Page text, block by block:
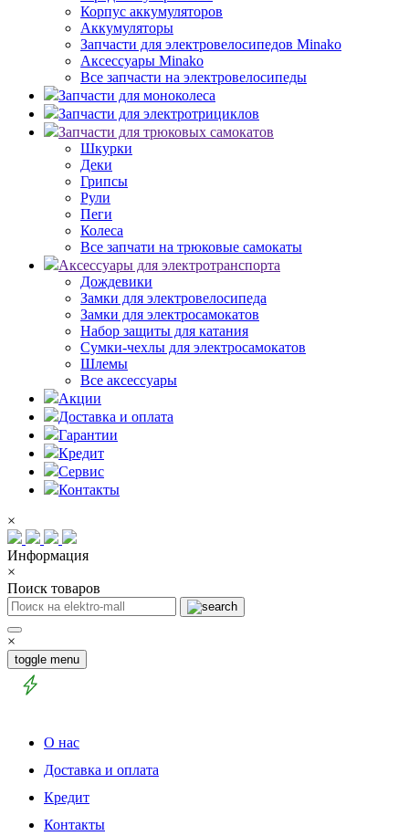
Корпус аккумуляторов
Аккумуляторы
Запчасти для электровелосипедов Minako
Аксессуары Minako
Все запчасти на электровелосипеды
Запчасти для моноколеса
Запчасти для электротрициклов
Запчасти для трюковых самокатов
Шкурки
Деки
Грипсы
Рули
Пеги
Колеса
Все запчати на трюковые самокаты
Аксессуары для электротранспорта
Дождевики
Замки для электровелосипеда
Замки для электросамокатов
Набор защиты для катания
Сумки-чехлы для электросамокатов
Шлемы
Все аксессуары
Акции
Доставка и оплата
Гарантии
Кредит
Сервис
Контакты
×
Информация
×
Поиск товаров
×
toggle menu
О нас
Доставка и оплата
Кредит
Контакты